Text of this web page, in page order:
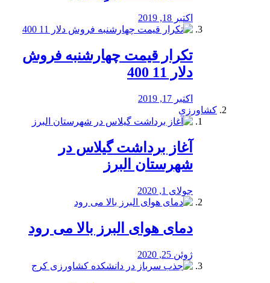
اکتبر 18, 2019
تکرار قیمت چهارشنبه فروش
دلار 11 400
اکتبر 17, 2019
کشاورزی
آغاز برداشت گیلاس در
شهرستان البرز
جولای 1, 2020
دمای هوای البرز بالا می رود
ژوئن 25, 2020